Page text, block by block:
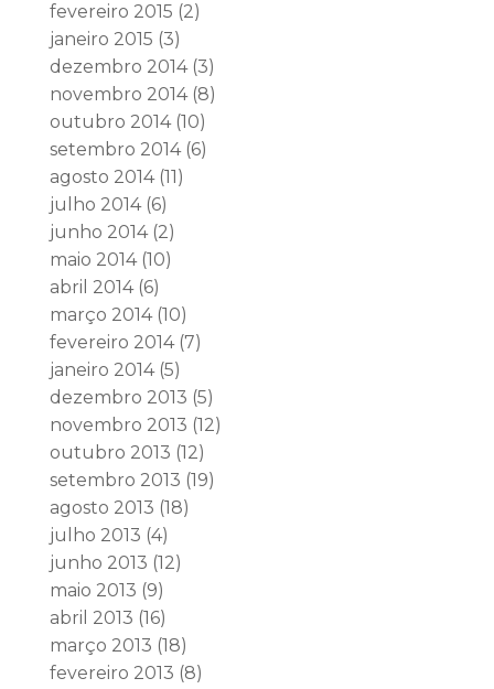
fevereiro 2015 (2)
janeiro 2015 (3)
dezembro 2014(3)
novembro 2014(8)
outubro 2014(10)
setembro 2014(6)
agosto 2014(11)
julho 2014(6)
junho 2014(2)
maio 2014(10)
abril 2014(6)
março 2014(10)
fevereiro 2014(7)
janeiro 2014(5)
dezembro 2013 (5)
novembro 2013 (12)
outubro 2013 (12)
setembro 2013 (19)
agosto 2013 (18)
julho 2013 (4)
junho 2013 (12)
maio 2013 (9)
abril 2013 (16)
março 2013 (18)
fevereiro 2013 (8)